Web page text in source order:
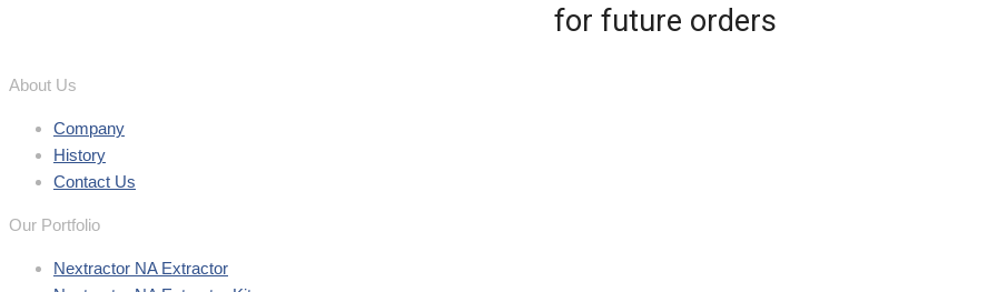
for future orders
About Us
Company
History
Contact Us
Our Portfolio
Nextractor NA Extractor